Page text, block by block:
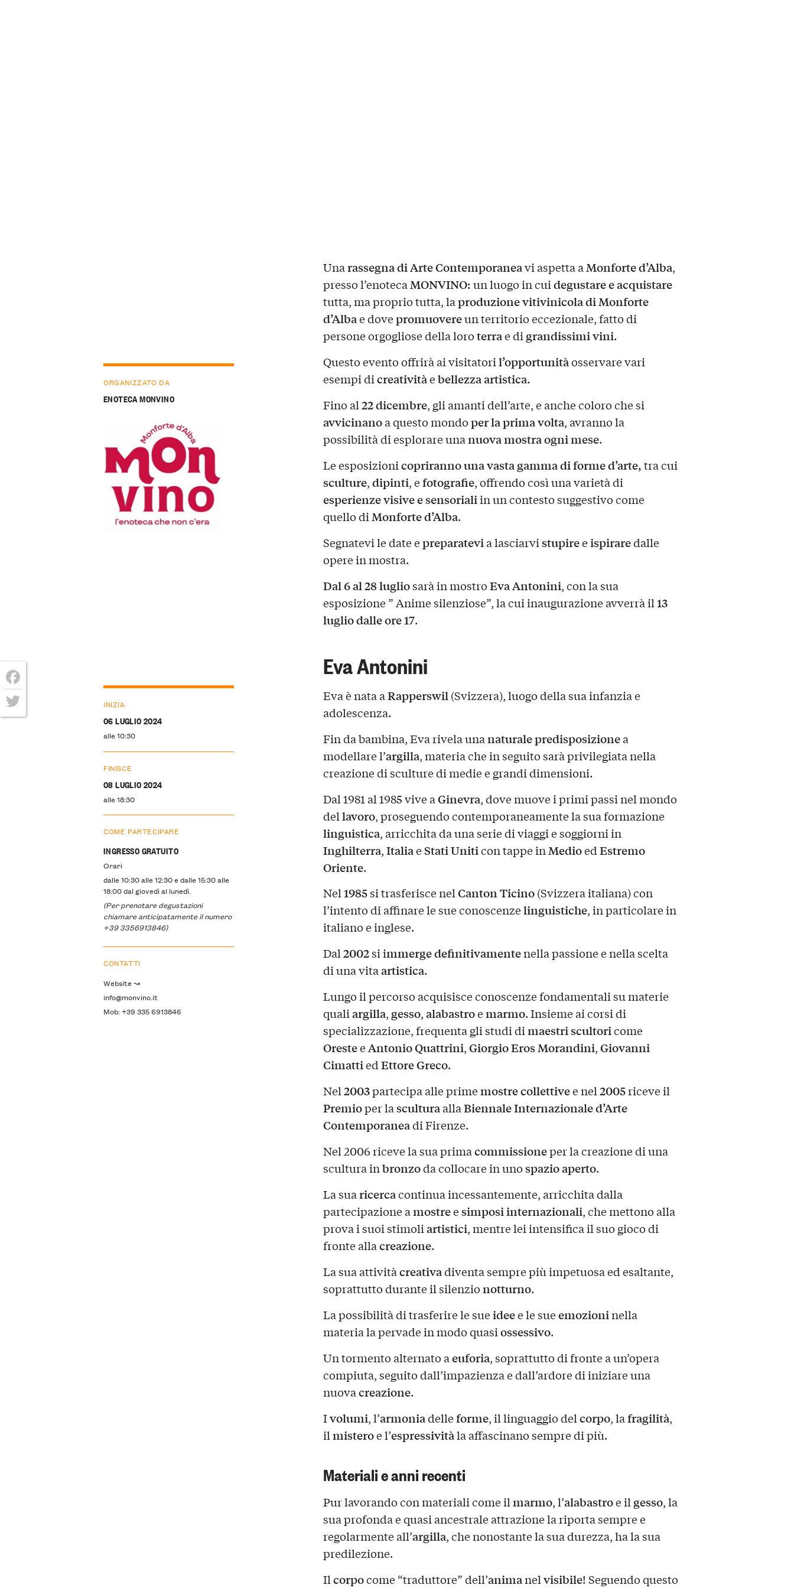
Unarassegna di Arte Contemporaneavi aspetta aMonforte d’Alba,
presso l’enotecaMONVINO:un luogo in cuidegustare e acquistare
tutta, ma proprio tutta, laproduzione vitivinicola di Monforte
d’Albae dovepromuovereun territorio eccezionale, fatto di
persone orgogliose della loroterrae digrandissimi vini.
Questo evento offrirà ai visitatoril’opportunitàosservare vari
esempi dicreativitàebellezza artistica.
Fino al22 dicembre, gli amanti dell’arte, e anche coloro che si
avvicinanoa questo mondoper la prima volta, avranno la
possibilità di esplorare unanuova mostra ogni mese.
Le esposizionicopriranno una vasta gamma di forme d’arte,tra cui
sculture,dipinti, efotografie, offrendo così una varietà di
esperienze visive e sensorialiin un contesto suggestivo come
quello diMonforte d’Alba.
Segnatevi le date epreparatevia lasciarvistupireeispiraredalle
opere in mostra.
Dal 6 al 28 lugliosarà in mostroEva Antonini, con la sua
esposizione ” Anime silenziose”, la cui inaugurazione avverrà il13
luglio dalle ore 17.
Eva Antonini
Eva è nata aRapperswil(Svizzera), luogo della sua infanzia e
adolescenza.
Fin da bambina, Eva rivela unanaturale predisposizionea
modellare l’argilla, materia che in seguito sarà privilegiata nella
creazione di sculture di medie e grandi dimensioni.
Dal 1981 al 1985 vive aGinevra, dove muove i primi passi nel mondo
dellavoro, proseguendo contemporaneamente la sua formazione
linguistica, arricchita da una serie di viaggi e soggiorni in
Inghilterra,ItaliaeStati Uniticon tappe in Medioed Estremo
Oriente.
Nel1985si trasferisce nelCanton Ticino(Svizzera italiana) con
l’intento di affinare le sue conoscenzelinguistiche, in particolare in
italiano e inglese.
Dal2002si immerge definitivamentenella passione e nella scelta
di una vitaartistica.
Lungo il percorso acquisisce conoscenze fondamentali su materie
qualiargilla, gesso,alabastroemarmo. Insieme ai corsi di
specializzazione, frequenta gli studi dimaestri scultoricome
OresteeAntonio Quattrini,Giorgio Eros Morandini,Giovanni
CimattiedEttore Greco.
Nel2003partecipa alle primemostre collettivee nel2005riceve il
Premioper lasculturaallaBiennale Internazionale d’Arte
Contemporaneadi Firenze.
Nel 2006 riceve la sua primacommissioneper la creazione di una
scultura inbronzoda collocare in unospazio aperto.
La suaricercacontinua incessantemente, arricchita dalla
partecipazione amostreesimposi internazionali, che mettono alla
prova i suoi stimoliartistici, mentre lei intensifica il suo gioco di
fronte allacreazione.
La sua attivitàcreativadiventa sempre più impetuosa ed esaltante,
soprattutto durante il silenzionotturno.
La possibilità di trasferire le sueideee le sueemozioninella
materia la pervade in modo quasiossessivo.
Un tormento alternato aeuforia, soprattutto di fronte a un’opera
compiuta, seguito dall’impazienza e dall’ardore di iniziare una
nuovacreazione.
Ivolumi, l’armoniadelleforme, il linguaggio delcorpo, lafragilità,
ilmisteroe l’espressivitàla affascinano sempre di più.
Materiali e anni recenti
Pur lavorando con materiali come ilmarmo, l’alabastroe il gesso, la
sua profonda e quasi ancestrale attrazione la riporta sempre e
regolarmente all’argilla, che nonostante la sua durezza, ha la sua
predilezione.
Ilcorpocome “traduttore” dell’animanelvisibile! Seguendo questo
ORGANIZZATO DA
ENOTECA MONVINO
INIZIA
06 LUGLIO 2024
alle 10:30
FINISCE
08 LUGLIO 2024
alle 18:30
COME PARTECIPARE
INGRESSO GRATUITO
Orari
dalle 10:30 alle 12:30 e dalle 15:30 alle
18:00 dal giovedì al lunedì.
(Per prenotare degustazioni
chiamare anticipatamente il numero
+39 3356913846)
CONTATTI
Website ↝
info@monvino.it
Mob: +39 335 6913846
Facebook
Twitter